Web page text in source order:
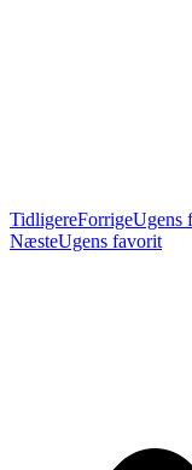
TidligereForrigeUgens
NæsteUgens favorit